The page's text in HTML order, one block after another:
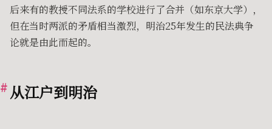
后来有的教授不同法系的学校进行了合并（如东京大学），
但在当时两派的矛盾相当激烈，明治25年发生的民法典争
论就是由此而起的。
从江户到明治